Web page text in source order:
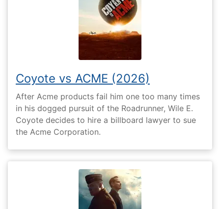
Coyote vs ACME (2026)
After Acme products fail him one too many times
in his dogged pursuit of the Roadrunner, Wile E.
Coyote decides to hire a billboard lawyer to sue
the Acme Corporation.